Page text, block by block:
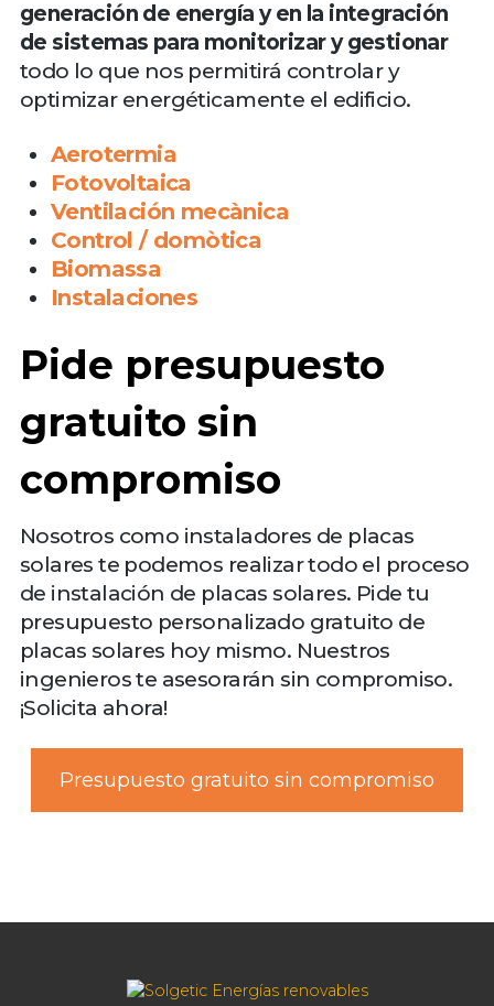
generación de energía y en la integración
de sistemas para monitorizar y gestionar
todo lo que nos permitirá controlar y
optimizar energéticamente el edificio.
Aerotermia
Fotovoltaica
Ventilación mecànica
Control / domòtica
Biomassa
Instalaciones
Pide presupuesto
gratuito sin
compromiso
Nosotros como instaladores de placas
solares te podemos realizar todo el proceso
de instalación de placas solares. Pide tu
presupuesto personalizado gratuito de
placas solares hoy mismo. Nuestros
ingenieros te asesorarán sin compromiso.
¡Solicita ahora!
Presupuesto gratuito sin compromiso